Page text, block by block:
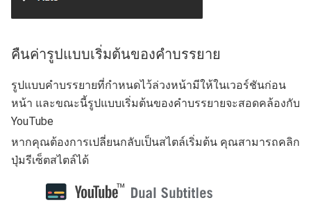
คืนค่ารูปแบบเริ่มต้นของคำบรรยาย
รูปแบบคำบรรยายที่กำหนดไว้ล่วงหน้ามีให้ในเวอร์ชันก่อน
หน้า และขณะนี้รูปแบบเริ่มต้นของคำบรรยายจะสอดคล้องกับ
YouTube
หากคุณต้องการเปลี่ยนกลับเป็นสไตล์เริ่มต้น คุณสามารถคลิก
ปุ่มรีเซ็ตสไตล์ได้